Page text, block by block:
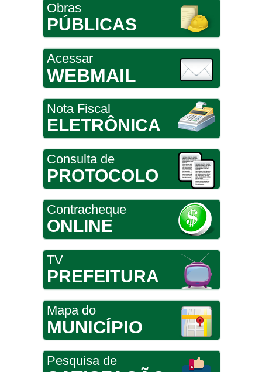
Obras
PÚBLICAS
Acessar
WEBMAIL
Nota Fiscal
ELETRÔNICA
Consulta de
PROTOCOLO
Contracheque
ONLINE
TV
PREFEITURA
Mapa do
MUNICÍPIO
Pesquisa de